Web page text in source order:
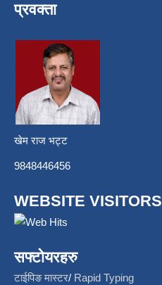
प्रवक्ता
खेम राज भट्ट
9848446456
WEBSITE VISITORS
सफ्टोयरहरु
टाईपिङ मास्टर/ Rapid Typing